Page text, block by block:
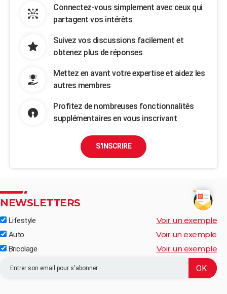
Connectez-vous simplement avec ceux qui
partagent vos intérêts
Suivez vos discussions facilement et
obtenez plus de réponses
Mettez en avant votre expertise et aidez les
autres membres
Profitez de nombreuses fonctionnalités
supplémentaires en vous inscrivant
S'INSCRIRE
NEWSLETTERS
Lifestyle Voir un exemple
Auto Voir un exemple
Bricolage Voir un exemple